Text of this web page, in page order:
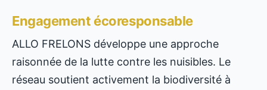
Engagement écoresponsable
ALLO FRELONS développe une approche
raisonnée de la lutte contre les nuisibles. Le
réseau soutient activement la biodiversité à